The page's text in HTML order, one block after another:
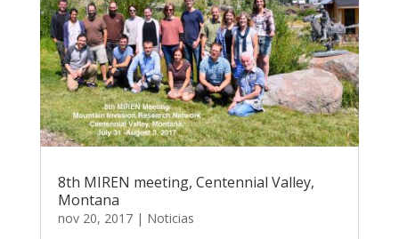
8th MIREN meeting, Centennial Valley,
Montana
nov 20, 2017| Noticias